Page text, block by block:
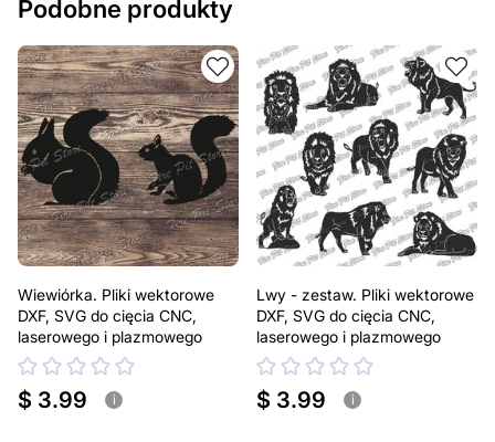
Podobne produkty
Wiewiórka. Pliki wektorowe
DXF, SVG do cięcia CNC,
laserowego i plazmowego
$ 3.99 i
Lwy - zestaw. Pliki wektorowe
DXF, SVG do cięcia CNC,
laserowego i plazmowego
$ 3.99 i